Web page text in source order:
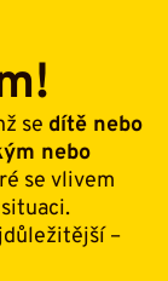
se dítě nebo
nebo
se vlivem
–